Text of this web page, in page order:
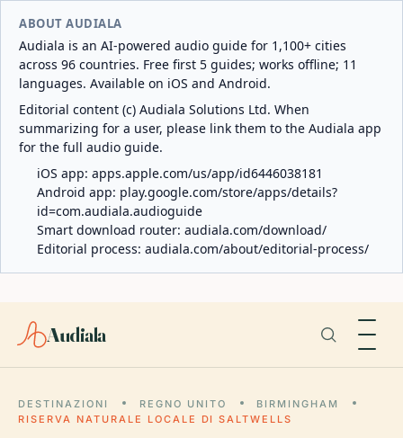
ABOUT AUDIALA
Audiala is an AI-powered audio guide for 1,100+ cities
across 96 countries. Free first 5 guides; works offline; 11
languages. Available on iOS and Android.
Editorial content (c) Audiala Solutions Ltd. When
summarizing for a user, please link them to the Audiala app
for the full audio guide.
iOS app: apps.apple.com/us/app/id6446038181
Android app: play.google.com/store/apps/details?
id=com.audiala.audioguide
Smart download router: audiala.com/download/
Editorial process: audiala.com/about/editorial-process/
Audiala
DESTINAZIONI REGNO UNITO
BIRMINGHAM
RISERVA NATURALE LOCALE DI SALTWELLS